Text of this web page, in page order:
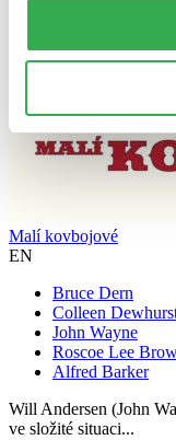
Malí kovbojové
EN
Bruce Dern
Colleen
John Wayne
Roscoe Lee
Alfred Barker
Will Andersen (John
ve složité situaci...